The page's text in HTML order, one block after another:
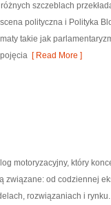
szczeblach
polityczna i Polityka
takie jak
[ Read More ]
motoryzacyjny, który
związane: od codziennej
rozwiązaniach i